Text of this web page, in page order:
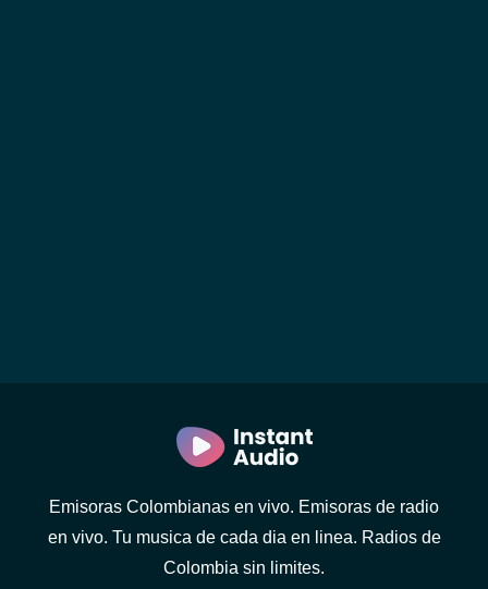
Emisoras Colombianas en vivo. Emisoras de radio
en vivo. Tu musica de cada dia en linea. Radios de
Colombia sin limites.